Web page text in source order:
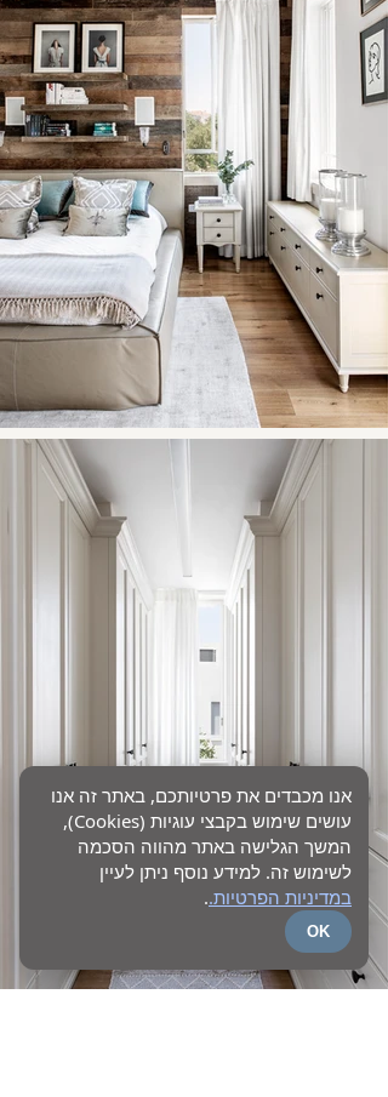
אנו מכבדים את פרטיותכם, באתר זה אנו
עושים שימוש בקבצי עוגיות (Cookies),
המשך הגלישה באתר מהווה הסכמה
לשימוש זה. למידע נוסף ניתן לעיין
במדיניות הפרטיות..
OK